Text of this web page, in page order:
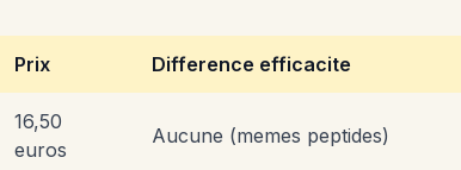
Prix Difference efficacite
16,50
euros
Aucune (memes peptides)